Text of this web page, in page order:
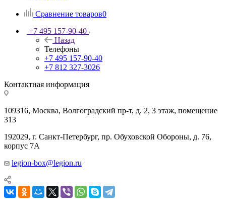
Сравнение товаров0
+7 495 157-90-40
Назад
Телефоны
+7 495 157-90-40
+7 812 327-3026
Контактная информация
109316, Москва, Волгоградский пр-т, д. 2, 3 этаж, помещение
313
192029, г. Санкт-Петербург, пр. Обуховской Обороны, д. 76,
корпус 7А
legion-box@legion.ru